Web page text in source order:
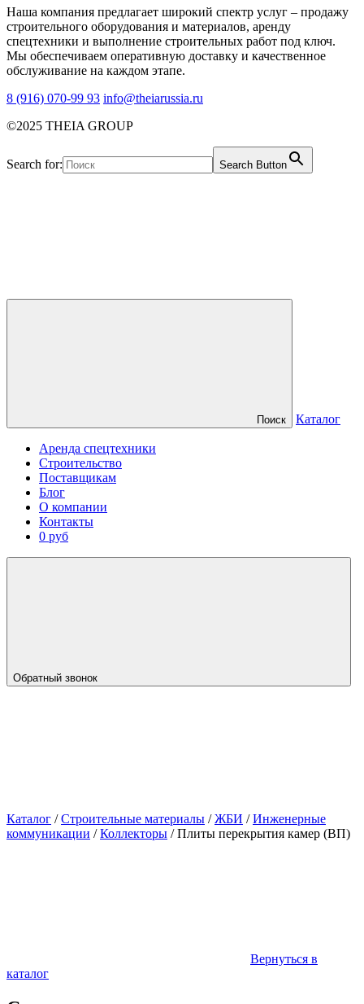
Наша компания предлагает широкий спектр услуг – продажу
строительного оборудования и материалов, аренду
спецтехники и выполнение строительных работ под ключ.
Мы обеспечиваем оперативную доставку и качественное
обслуживание на каждом этапе.
8 (916) 070-99 93 info@theiarussia.ru
©2025 THEIA GROUP
Search for: Search Button
Поиск Каталог
Аренда спецтехники
Строительство
Поставщикам
Блог
О компании
Контакты
0 руб
Обратный звонок
Каталог /Строительные материалы /ЖБИ /Инженерные
коммуникации /Коллекторы /Плиты перекрытия камер (ВП)
Вернуться в
каталог